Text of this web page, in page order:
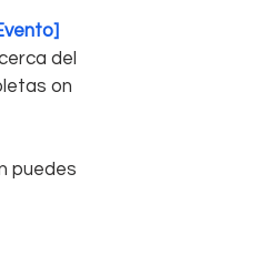
del
on
puedes